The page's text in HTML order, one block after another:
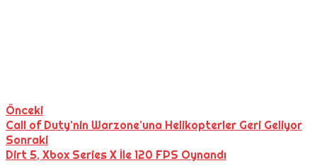
Önceki
Call of Duty’nin Warzone’una Helikopterler Geri Geliyor
Sonraki
Dirt 5, Xbox Series X İle 120 FPS Oynandı